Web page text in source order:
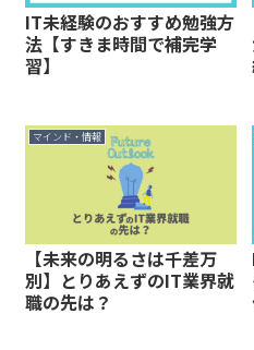
IT未経験のおすすめ勉強方
法【すきま時間で補完学
習】
マインド・情報
【未来の明るさは千差万
別】とりあえずのIT業界就
職の先は？